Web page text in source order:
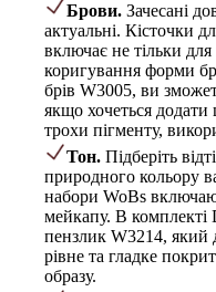
Брови. Зачесані
актуальні. Кісточки
включає не тільки
коригування форми
брів W3005, ви
якщо хочеться додати
трохи пігменту,
Тон. Підберіть
природного кольору
набори WoBs
мейкапу. В комплекті
пензлик W3214, який
рівне та гладке
образу.